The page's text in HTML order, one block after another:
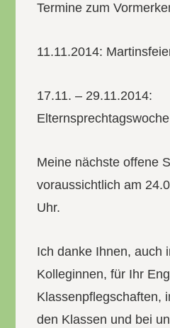
Termine zum
11.11.2014:
17.11. – 29.11.2014:
Elternsprechtagswoche
Meine nächste offene
voraussichtlich am
Uhr.
Ich danke Ihnen, auch
Kolleginnen, für Ihr
Klassenpflegschaften,
den Klassen und bei